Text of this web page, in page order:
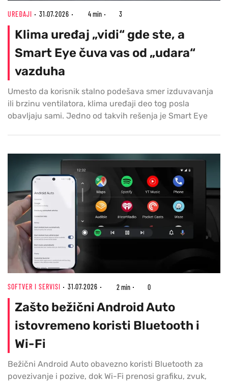
UREĐAJI 31.07.2026 4 min 3
Klima uređaj „vidi“ gde ste, a
Smart Eye čuva vas od „udara“
vazduha
Umesto da korisnik stalno podešava smer izduvavanja
ili brzinu ventilatora, klima uređaji deo tog posla
obavljaju sami. Jedno od takvih rešenja je Smart Eye
SOFTVER I SERVISI 31.07.2026 2 min 0
Zašto bežični Android Auto
istovremeno koristi Bluetooth i
Wi-Fi
Bežični Android Auto obavezno koristi Bluetooth za
povezivanje i pozive, dok Wi-Fi prenosi grafiku, zvuk,